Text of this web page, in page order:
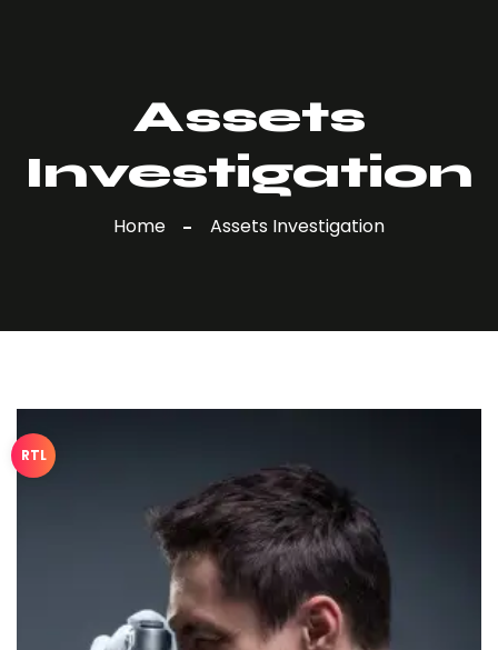
RTL
Assets
Investigation
Home Assets Investigation